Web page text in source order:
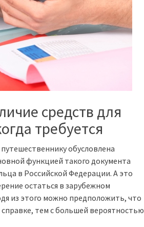
средств для
требуется
путешественнику обусловлена
функцией такого документа
в Российской Федерации. А это
остаться в зарубежном
из этого можно предположить, что
тем с большей вероятностью